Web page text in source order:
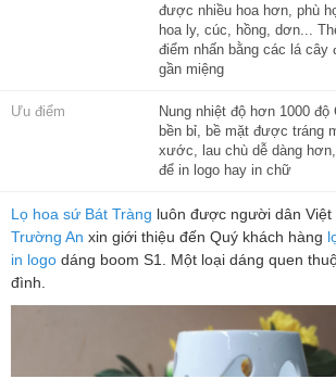
được nhiều hoa hơn, phù
hoa ly, cúc, hồng, dơn...
điểm nhấn bằng các lá cây
gần miệng
Ưu điểm
Nung nhiệt độ hơn 1000
bền bỉ, bề mặt được tráng
xước, lau chù dễ dàng
để in logo hay in chữ
Lọ hoa sứ Bát Tràng luôn được người dân Việt
Trường An xin giới thiệu đến Quý khách hàng
in logo dáng boom S1. Một loại dáng quen
đình.